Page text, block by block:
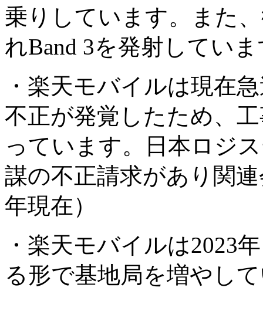
乗りしています。また
れBand 3を発射してい
・楽天モバイルは現在
不正が発覚したため、
っています。日本ロジ
謀の不正請求があり関
年現在）
・楽天モバイルは2023
る形で基地局を増やし